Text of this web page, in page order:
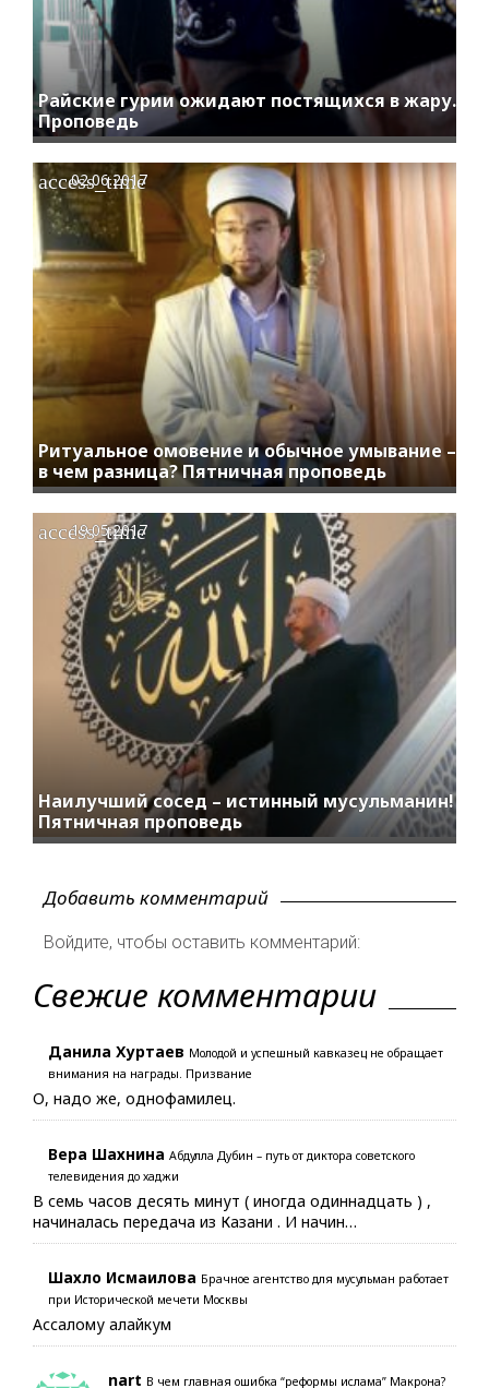
Райские гурии ожидают постящихся в жару.
Проповедь
Ритуальное омовение и обычное умывание –
в чем разница? Пятничная проповедь
access_time
02.06.2017
Наилучший сосед – истинный мусульманин!
Пятничная проповедь
access_time
19.05.2017
Добавить комментарий
Войдите, чтобы оставить комментарий:
Свежие комментарии
Данила Хуртаев Молодой и успешный кавказец не обращает
внимания на награды. Призвание
О, надо же, однофамилец.
Вера Шахнина Абдулла Дубин – путь от диктора советского
телевидения до хаджи
В семь часов десять минут ( иногда одиннадцать ) ,
начиналась передача из Казани . И начин…
Шахло Исмаилова Брачное агентство для мусульман работает
при Исторической мечети Москвы
Ассалому алайкум
nart В чем главная ошибка “реформы ислама” Макрона?